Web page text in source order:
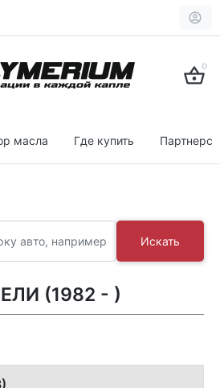
0
масла Где купить
Искать
(1982 - )